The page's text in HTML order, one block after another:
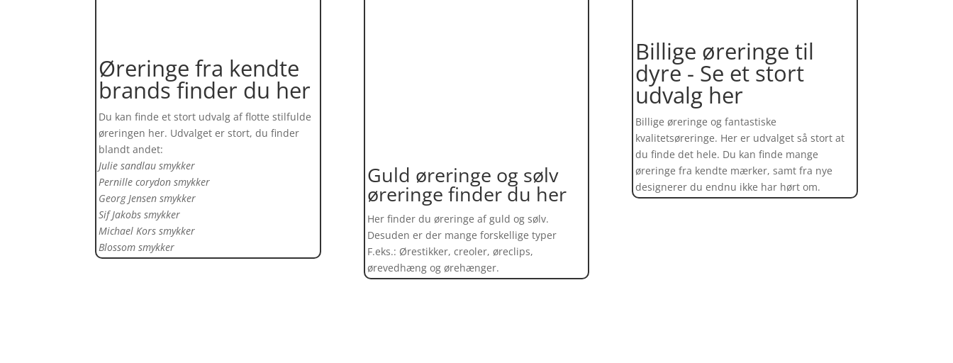
Øreringe fra kendte
brands finder du her
Du kan finde et stort udvalg af flotte stilfulde
øreringen her. Udvalget er stort, du finder
blandt andet:
Julie sandlau smykker
Pernille corydon smykker
Georg Jensen smykker
Sif Jakobs smykker
Michael Kors smykker
Blossom smykker
Guld øreringe og sølv
øreringe finder du her
Her finder du øreringe af guld og sølv.
Desuden er der mange forskellige typer
F.eks.: Ørestikker, creoler, øreclips,
ørevedhæng og ørehænger.
Billige øreringe til
dyre - Se et stort
udvalg her
Billige øreringe og fantastiske
kvalitetsøreringe. Her er udvalget så stort at
du finde det hele. Du kan finde mange
øreringe fra kendte mærker, samt fra nye
designerer du endnu ikke har hørt om.